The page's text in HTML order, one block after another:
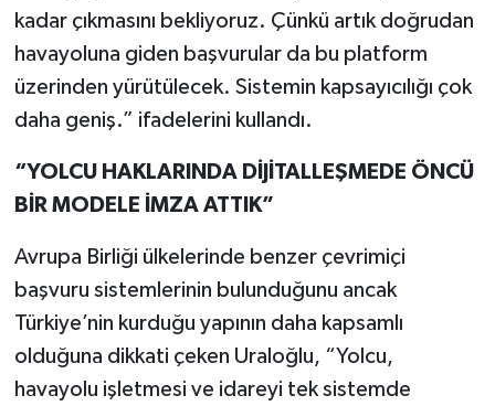
kadar çıkmasını bekliyoruz. Çünkü artık doğrudan
havayoluna giden başvurular da bu platform
üzerinden yürütülecek. Sistemin kapsayıcılığı çok
daha geniş.” ifadelerini kullandı.
“YOLCU HAKLARINDA DİJİTALLEŞMEDE ÖNCÜ
BİR MODELE İMZA ATTIK”
Avrupa Birliği ülkelerinde benzer çevrimiçi
başvuru sistemlerinin bulunduğunu ancak
Türkiye’nin kurduğu yapının daha kapsamlı
olduğuna dikkati çeken Uraloğlu, “Yolcu,
havayolu işletmesi ve idareyi tek sistemde